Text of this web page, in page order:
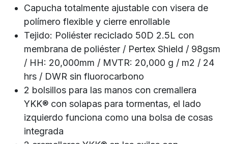
Capucha totalmente ajustable con visera de
polímero flexible y cierre enrollable
Tejido: Poliéster reciclado 50D 2.5L con
membrana de poliéster / Pertex Shield / 98gsm
/ HH: 20,000mm / MVTR: 20,000 g / m2 / 24
hrs / DWR sin fluorocarbono
2 bolsillos para las manos con cremallera
YKK® con solapas para tormentas, el lado
izquierdo funciona como una bolsa de cosas
integrada